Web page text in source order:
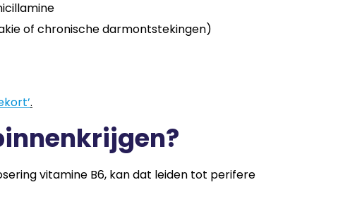
of chronische darmontstekingen)
.
vitamine B6, kan dat leiden tot perifere